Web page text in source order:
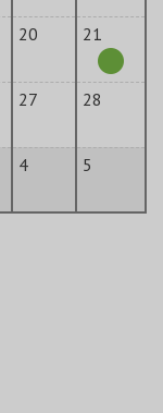
20 21
27 28
4 5